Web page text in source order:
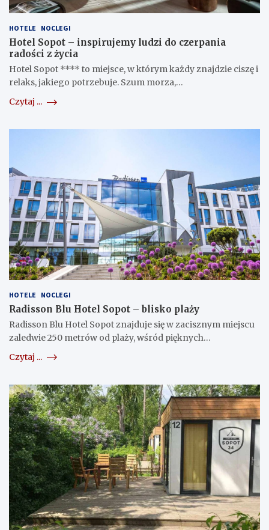
HOTELE NOCLEGI
Hotel Sopot – inspirujemy ludzi do czerpania
radości z życia
Hotel Sopot **** to miejsce, w którym każdy znajdzie ciszę i
relaks, jakiego potrzebuje. Szum morza,…
Czytaj ...
HOTELE NOCLEGI
Radisson Blu Hotel Sopot – blisko plaży
Radisson Blu Hotel Sopot znajduje się w zacisznym miejscu
zaledwie 250 metrów od plaży, wśród pięknych…
Czytaj ...